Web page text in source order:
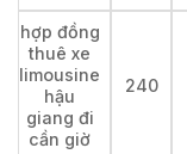
hợp đồng
thuê xe
limousine
hậu
giang đi
cần giờ
240